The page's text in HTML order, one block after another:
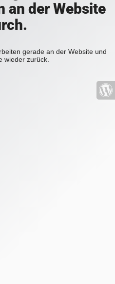
an der Website
gerade an der Website und
wieder zurück.